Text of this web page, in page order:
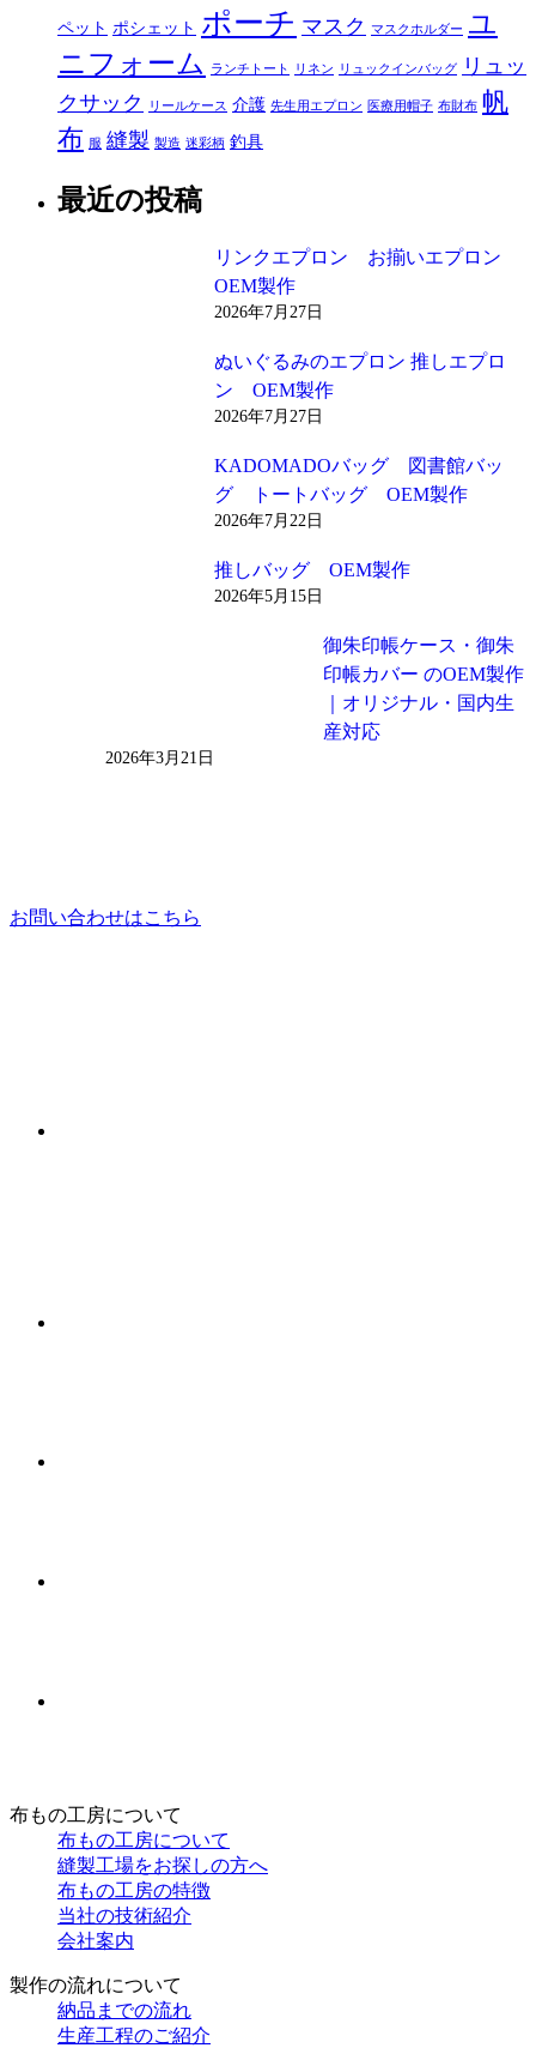
ペット ポシェット ポーチ マスク マスクホルダー ユ
ニフォーム
ランチトート リネン リュックインバッグ
リュッ
クサック
リールケース 介護 先生用エプロン 医療用帽子 布財布 帆
布 服 縫製 製造 迷彩柄 釣具
最近の投稿
リンクエプロン お揃いエプロン
OEM製作
2026年7月27日
ぬいぐるみのエプロン 推しエプロ
ン OEM製作
2026年7月27日
KADOMADOバッグ 図書館バッ
グ トートバッグ OEM製作
2026年7月22日
推しバッグ OEM製作
2026年5月15日
御朱印帳ケース・御朱
印帳カバー のOEM製作
｜オリジナル・国内生
産対応
2026年3月21日
お問い合わせはこちら
布もの工房について
布もの工房について
縫製工場をお探しの方へ
布もの工房の特徴
当社の技術紹介
会社案内
製作の流れについて
納品までの流れ
生産工程のご紹介